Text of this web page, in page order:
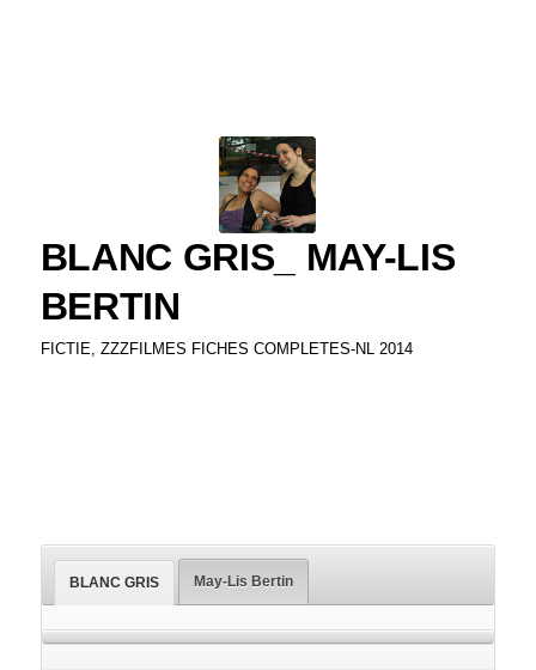
BLANC GRIS_ MAY-LIS
BERTIN
FICTIE, ZZZFILMES FICHES COMPLETES-NL 2014
BLANC GRIS May-Lis Bertin